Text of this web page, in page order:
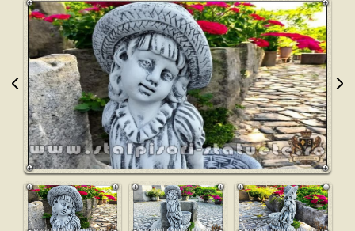
Play